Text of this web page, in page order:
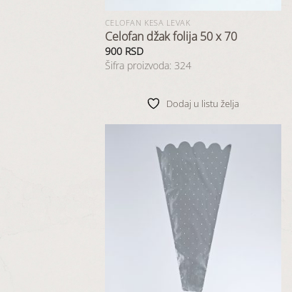
CELOFAN KESA LEVAK
Celofan džak folija 50 x 70
900 RSD
Šifra proizvoda: 324
Dodaj u listu želja